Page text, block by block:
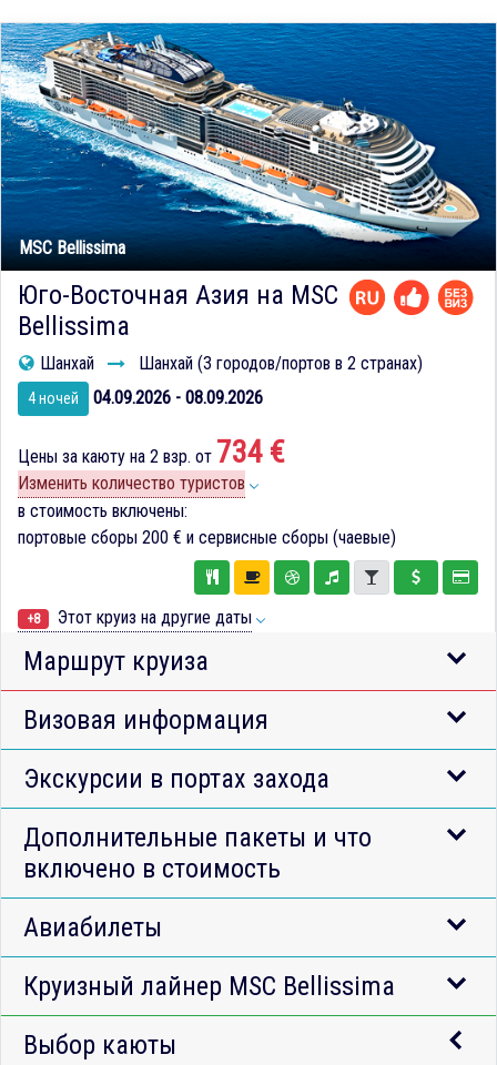
MSC Bellissima
Юго-Восточная Азия на MSC
Bellissima
Шанхай Шанхай (3 городов/портов в 2 странах)
4 ночей 04.09.2026 - 08.09.2026
Цены за каюту на 2 взр. от 734 €
Изменить количество туристов
в стоимость включены:
портовые сборы 200 € и сервисные сборы (чаевые)
+8 Этот круиз на другие даты
Маршрут круиза
Визовая информация
Экскурсии в портах захода
Дополнительные пакеты и что
включено в стоимость
Авиабилеты
Круизный лайнер MSC Bellissima
Выбор каюты